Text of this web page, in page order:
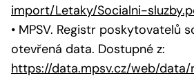
import/Letaky/Socialni-
• MPSV. Registr poskytovatelů
otevřená data. Dostupné z:
https://data.mpsv.cz/web/data/